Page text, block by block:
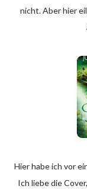
nicht. Aber hier
Hier habe ich vor ein paar Tagen erst den zweiten Band gelesen!
Ich liebe die